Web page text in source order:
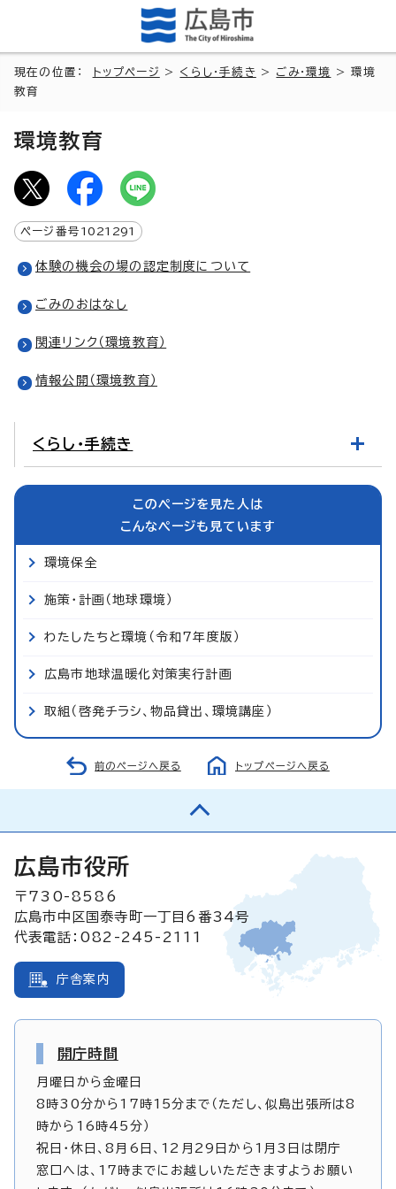
現在の位置： トップページ > くらし・手続き > ごみ・環境
> 環境
教育
環境教育
ページ番号 1021291
体験の機会の場の認定制度について
ごみのおはなし
関連リンク（環境教育）
情報公開（環境教育）
くらし・手続き
このページを見た人は
こんなページも見ています
環境保全
施策・計画（地球環境）
わたしたちと環境（令和7年度版）
広島市地球温暖化対策実行計画
取組（啓発チラシ、物品貸出、環境講座）
前のページへ戻る トップページへ戻る
広島市役所
〒730-8586
広島市中区国泰寺町一丁目6番34号
代表電話：082-245-2111
庁舎案内
開庁時間
月曜日から金曜日
8時30分から17時15分まで（ただし、似島出張所は8
時から16時45分）
祝日・休日、8月6日、12月29日から1月3日は閉庁
窓口へは、17時までにお越しいただきますようお願い